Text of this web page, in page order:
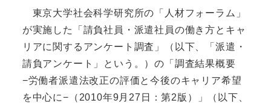
東京大学社会科学研究所の「人材フォーラム」
が実施した「請負社員・派遣社員の働き方とキャ
リアに関するアンケート調査」（以下、「派遣・
請負アンケート」という。）の「調査結果概要
−労働者派遣法改正の評価と今後のキャリア希望
を中心に−（2010年9月27日：第2版）」（以下、